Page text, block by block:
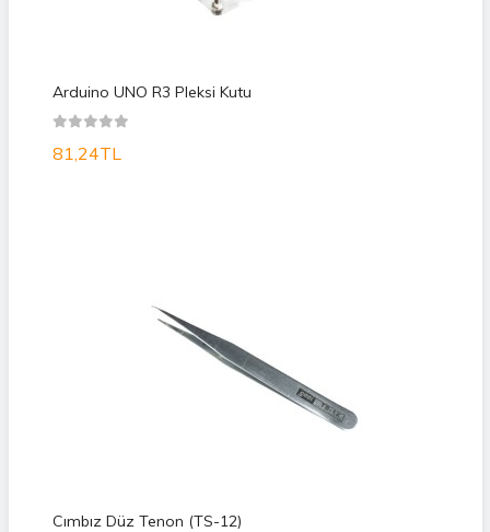
Arduino UNO R3 Pleksi Kutu
81,24TL
Cımbız Düz Tenon (TS-12)